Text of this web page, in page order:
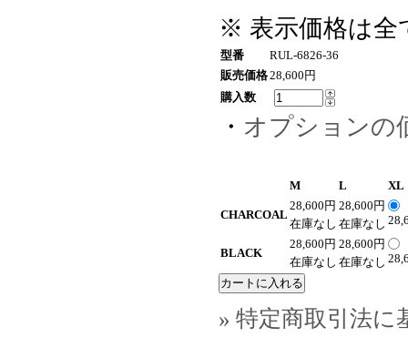
※ 表示価格は全
型番
RUL-6826-36
販売価格28,600円
購入数
・ オプションの
M L XL
CHARCOAL
28,600円
在庫なし
28,600円
在庫なし
BLACK
28,600円
在庫なし
28,600円
在庫なし
» 特定商取引法に